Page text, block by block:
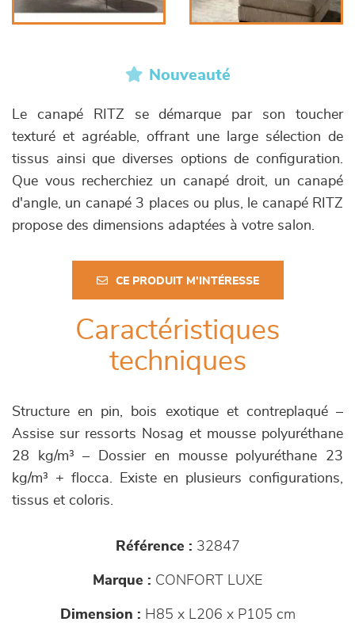
Nouveauté
Le canapé RITZ se démarque par son toucher
texturé et agréable, offrant une large sélection de
tissus ainsi que diverses options de configuration.
Que vous recherchiez un canapé droit, un canapé
d'angle, un canapé 3 places ou plus, le canapé RITZ
propose des dimensions adaptées à votre salon.
CE PRODUIT M'INTÉRESSE
Caractéristiques
techniques
Structure en pin, bois exotique et contreplaqué –
Assise sur ressorts Nosag et mousse polyuréthane
28 kg/m³ – Dossier en mousse polyuréthane 23
kg/m³ + flocca. Existe en plusieurs configurations,
tissus et coloris.
Référence : 32847
Marque : CONFORT LUXE
Dimension : H85 x L206 x P105 cm